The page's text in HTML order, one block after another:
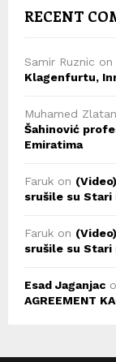
RECENT
Samir Ruznic on
Klagenfurtu,
Muhamed
Šahinović
Emiratima
Faruk on
srušile su Stari
Faruk on
srušile su Stari
Esad Jaganjac
AGREEMENT